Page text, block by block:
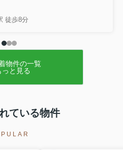
徒歩8分
物件の一覧
っと見る
ている物件